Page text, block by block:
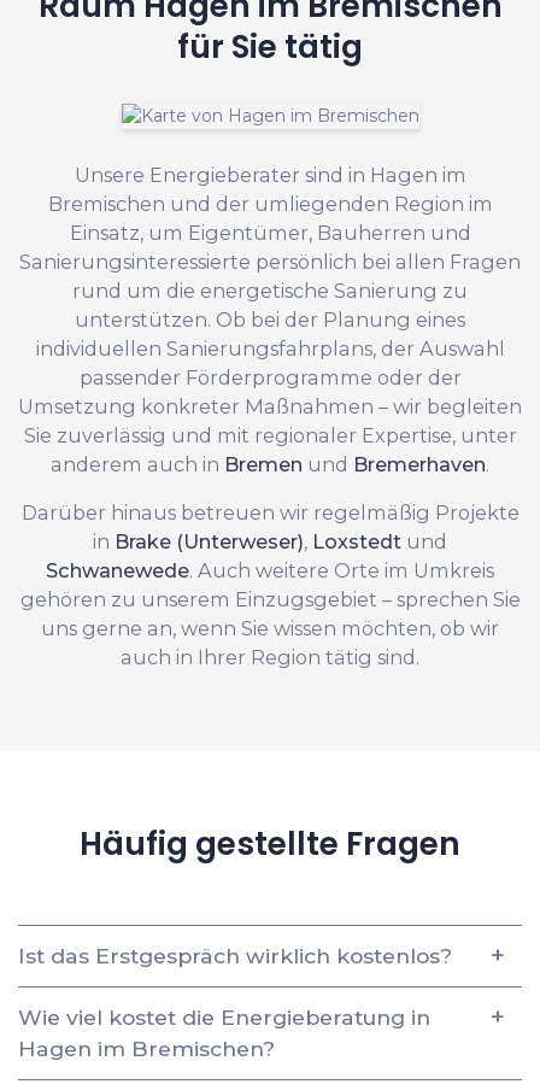
für Sie tätig
Unsere Energieberater sind in Hagen im
Bremischen und der umliegenden Region im
Einsatz, um Eigentümer, Bauherren und
Sanierungsinteressierte persönlich bei allen Fragen
rund um die energetische Sanierung zu
unterstützen. Ob bei der Planung eines
individuellen Sanierungsfahrplans, der Auswahl
passender Förderprogramme oder der
Umsetzung konkreter Maßnahmen – wir begleiten
Sie zuverlässig und mit regionaler Expertise, unter
anderem auch in Bremen und Bremerhaven.
Darüber hinaus betreuen wir regelmäßig Projekte
in Brake (Unterweser), Loxstedt und
Schwanewede. Auch weitere Orte im Umkreis
gehören zu unserem Einzugsgebiet – sprechen Sie
uns gerne an, wenn Sie wissen möchten, ob wir
auch in Ihrer Region tätig sind.
Häufig gestellte Fragen
Ist das Erstgespräch wirklich kostenlos?
Wie viel kostet die Energieberatung in
Hagen im Bremischen?